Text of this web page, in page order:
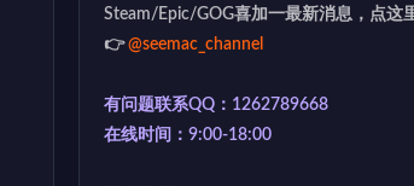
Steam/Epic/GOG喜加一最新消息，点这
👉@seemac_channel
有问题联系QQ：1262789668
在线时间：9:00-18:00